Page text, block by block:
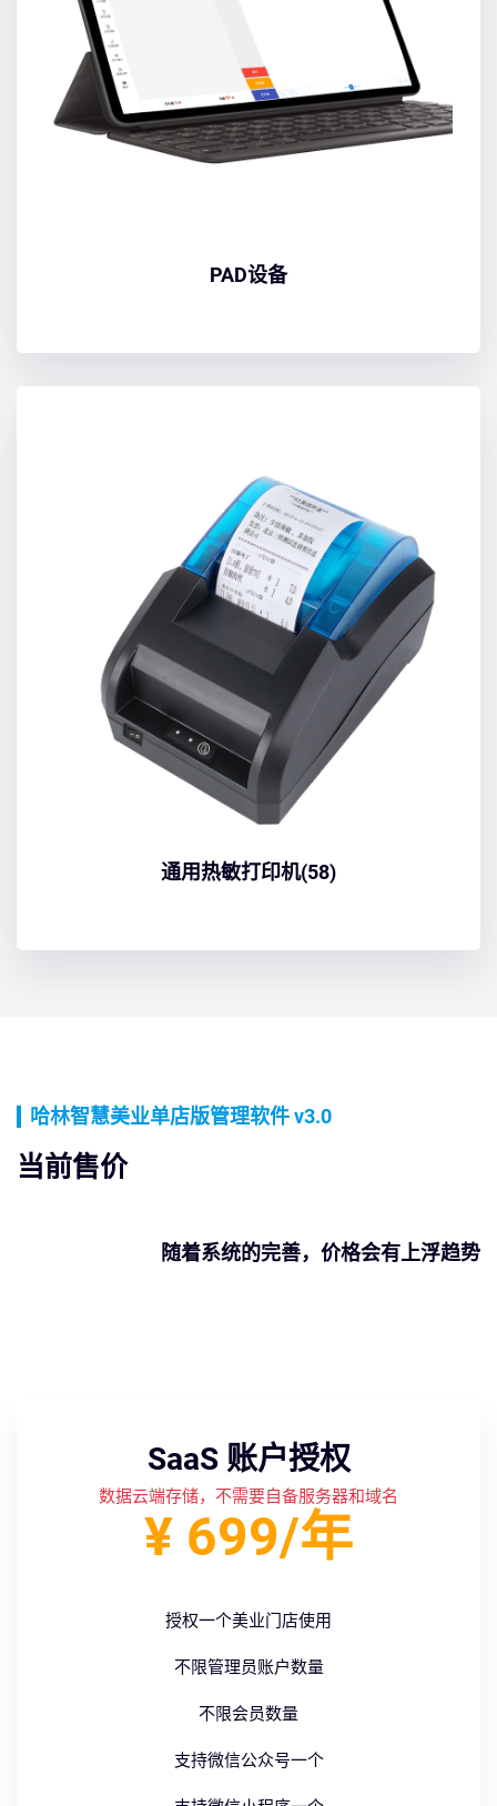
PAD设备
通用热敏打印机(58)
哈林智慧美业单店版管理软件 v3.0
当前售价
随着系统的完善，价格会有上浮趋势
SaaS 账户授权
数据云端存储，不需要自备服务器和域名
¥ 699/年
授权一个美业门店使用
不限管理员账户数量
不限会员数量
支持微信公众号一个